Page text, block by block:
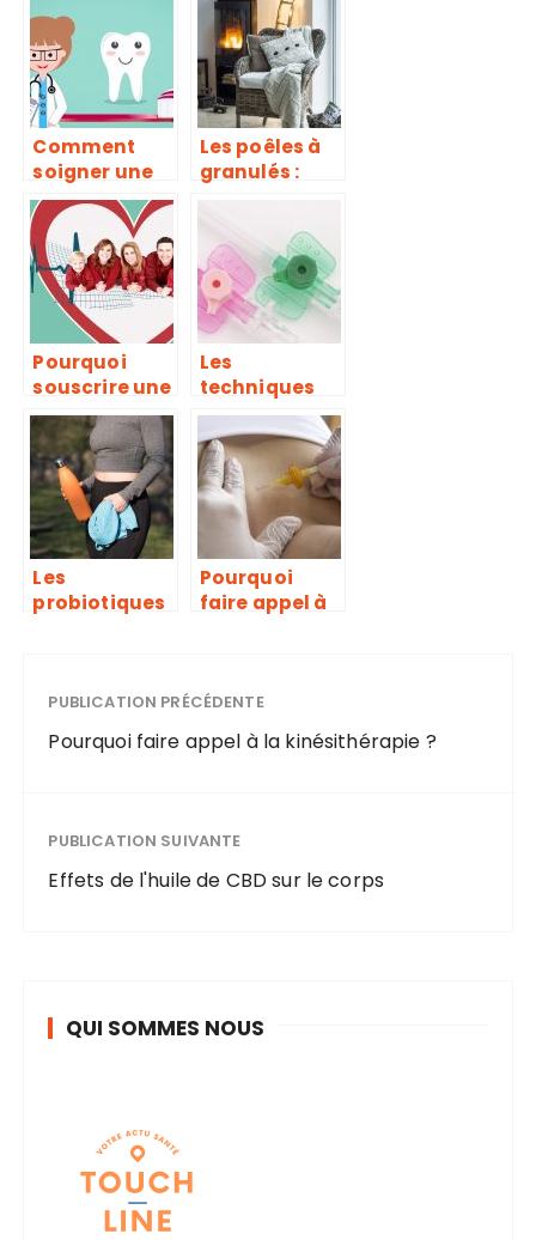
à base de
plantes
bienfaits
Comment
soigner une
gingivite ?
Les poêles à
granulés :
Pourquoi
souscrire une
assurance
maladie ?
Les
techniques
de perfusion
par KTC
Les
probiotiques
poids ?
Pourquoi
faire appel à
PUBLICATION PRÉCÉDENTE
Pourquoi faire appel à la kinésithérapie ?
PUBLICATION SUIVANTE
Effets de l'huile de CBD sur le corps
QUI SOMMES NOUS